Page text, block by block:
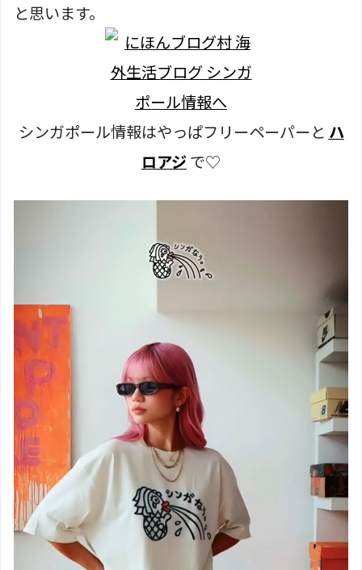
と思います。
シンガポール情報はやっぱフリーペーパーと ハ
ロアジで♡